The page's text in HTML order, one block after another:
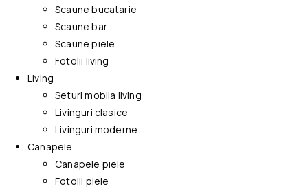
Scaune bucatarie
Scaune bar
Scaune piele
Fotolii living
Living
Seturi mobila living
Livinguri clasice
Livinguri moderne
Canapele
Canapele piele
Fotolii piele